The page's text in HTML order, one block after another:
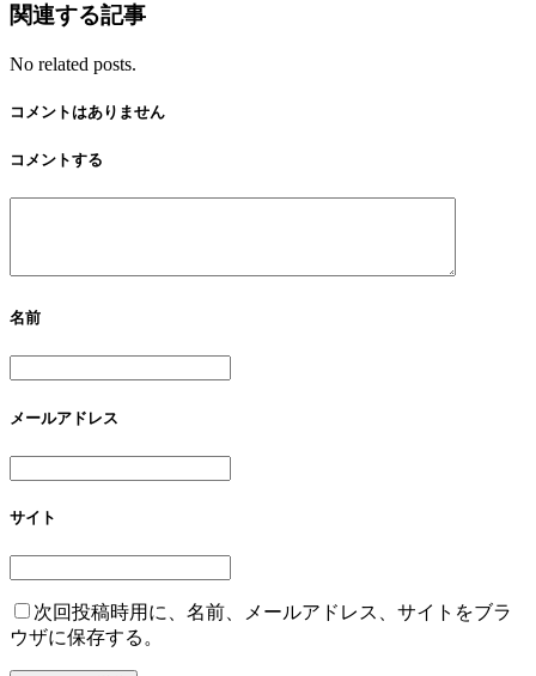
関連する記事
No related posts.
コメントはありません
コメントする
名前
メールアドレス
サイト
次回投稿時用に、名前、メールアドレス、サイトをブラ
ウザに保存する。